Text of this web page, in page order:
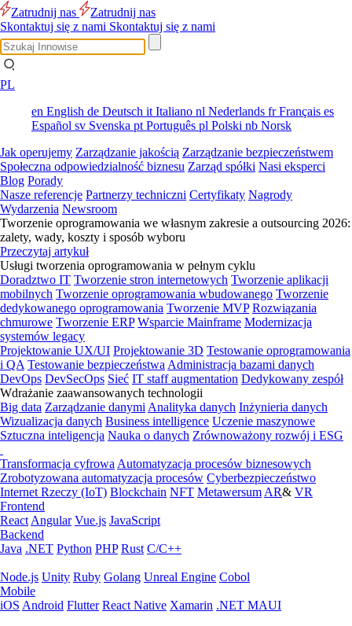
Zatrudnij nas
Zatrudnij nas
Skontaktuj się z nami Skontaktuj się z nami
PL
en English de Deutsch it Italiano nl Nederlands frFrançais es
Español sv Svenska pt Português pl Polski nb Norsk
Jak operujemy Zarządzanie jakością Zarządzanie bezpieczeństwem
Społeczna odpowiedzialność biznesu Zarząd spółki Nasi eksperci
Blog Porady
Nasze referencje Partnerzy techniczni Certyfikaty Nagrody
Wydarzenia Newsroom
Tworzenie oprogramowania we własnym zakresie a outsourcing 2026:
zalety, wady, koszty i sposób wyboru
Przeczytaj artykuł
Usługi tworzenia oprogramowania w pełnym cyklu
Doradztwo IT Tworzenie stron internetowych Tworzenie aplikacji
mobilnych Tworzenie oprogramowania wbudowanego Tworzenie
dedykowanego oprogramowania Tworzenie MVP Rozwiązania
chmurowe Tworzenie ERP Wsparcie Mainframe Modernizacja
systemów legacy
Projektowanie UX/UI Projektowanie 3D Testowanie oprogramowania
i QA Testowanie bezpieczeństwa Administracja bazami danych
DevOps DevSecOps Sieć IT staff augmentation Dedykowany zespół
Wdrażanie zaawansowanych technologii
Big data Zarządzanie danymi Analityka danych Inżynieria danych
Wizualizacja danych Business intelligence Uczenie maszynowe
Sztuczna inteligencja Nauka o danych Zrównoważony rozwój i ESG
Transformacja cyfrowa Automatyzacja procesów biznesowych
Zrobotyzowana automatyzacja procesów Cyberbezpieczeństwo
Internet Rzeczy (IoT) Blockchain NFT Metawersum AR& VR
Frontend
React Angular Vue.js JavaScript
Backend
Java .NET Python PHP Rust C/C++
Node.js Unity Ruby Golang Unreal Engine Cobol
Mobile
iOS Android Flutter React Native Xamarin .NET MAUI